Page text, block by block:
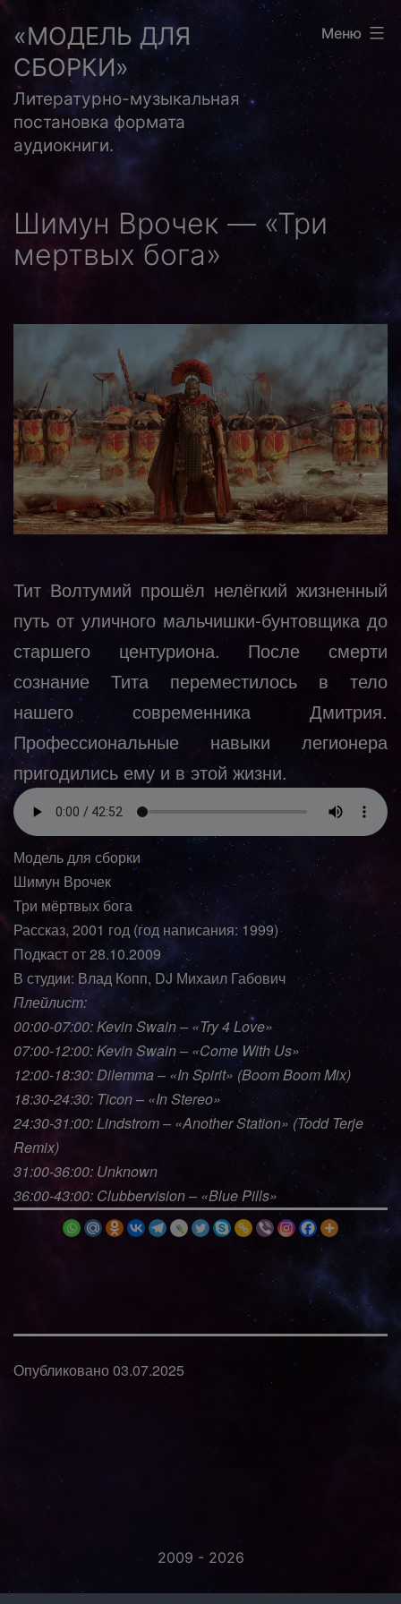
Перейти
содержимому
«МОДЕЛЬ ДЛЯ
СБОРКИ»
Литературно-музыкальная
постановка формата
аудиокниги.
Меню
Шимун Врочек — «Три
мертвых бога»
Тит Волтумий прошёл нелёгкий жизненный
путь от уличного мальчишки-бунтовщика до
старшего центуриона. После смерти
сознание Тита переместилось в тело
нашего современника Дмитрия.
Профессиональные навыки легионера
пригодились ему и в этой жизни.
Модель для сборки
Шимун Врочек
Три мёртвых бога
Рассказ, 2001 год (год написания: 1999)
Подкаст от 28.10.2009
В студии: Влад Копп, DJ Михаил Габович
Плейлист:
00:00-07:00: Kevin Swain – «Try 4 Love»
07:00-12:00: Kevin Swain – «Come With Us»
12:00-18:30: Dilemma – «In Spirit» (Boom Boom Mix)
18:30-24:30: Ticon – «In Stereo»
24:30-31:00: Lindstrom – «Another Station» (Todd Terje
Remix)
31:00-36:00: Unknown
36:00-43:00: Clubbervision – «Blue Pills»
Опубликовано03.07.2025
2009 - 2026